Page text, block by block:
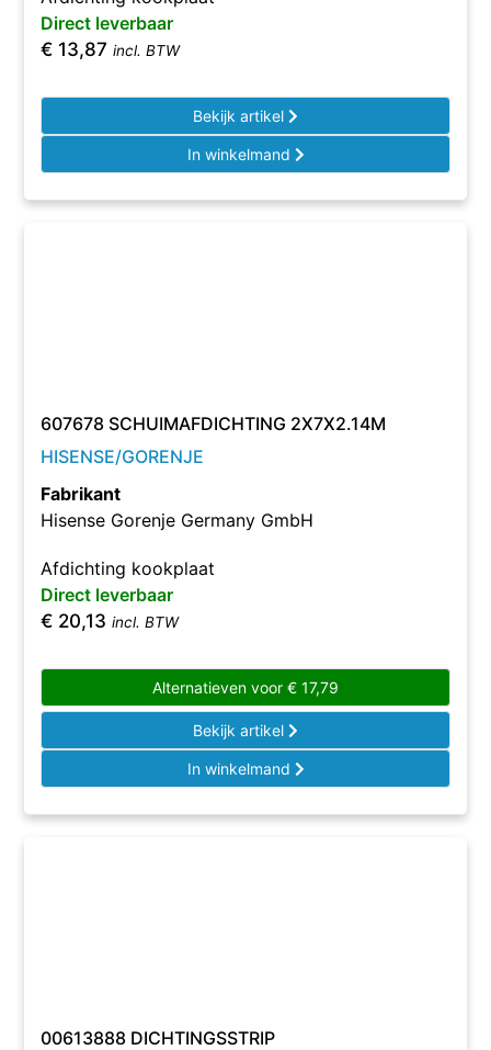
Direct leverbaar
€ 13,87 incl. BTW
Bekijk artikel
In winkelmand
607678 SCHUIMAFDICHTING 2X7X2.14M
HISENSE/GORENJE
Fabrikant
Hisense Gorenje Germany GmbH
Afdichting kookplaat
Direct leverbaar
€ 20,13 incl. BTW
Alternatieven voor € 17,79
Bekijk artikel
In winkelmand
00613888 DICHTINGSSTRIP